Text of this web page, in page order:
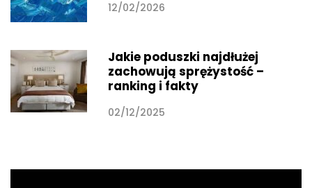
12/02/2026
Jakie poduszki najdłużej
zachowują sprężystość –
ranking i fakty
02/12/2025